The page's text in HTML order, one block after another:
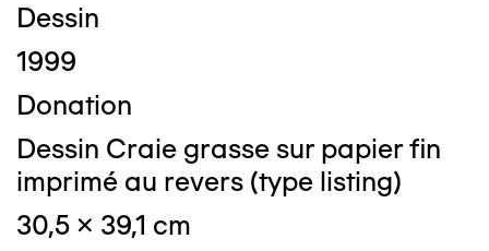
Dessin
1999
Donation
Dessin Craie grasse sur papier fin
imprimé au revers (type listing)
30,5 x 39,1 cm